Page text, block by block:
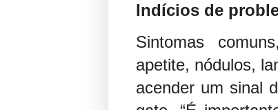
Indícios de
Sintomas
apetite, nódulos,
acender um sinal